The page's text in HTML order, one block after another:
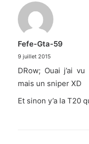
Fefe-Gta-59
9 juillet 2015
DRow; Ouai j’ai
mais un sniper XD
Et sinon y’a la T20